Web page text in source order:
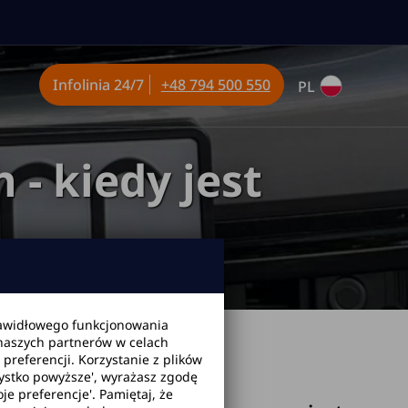
- kiedy jest
Infolinia 24/7 +48 794 500 550 PL
jest konieczna?
2026-05-07
funkcjonowania
partnerów w celach
Korzystanie z plików
powyższe', wyrażasz zgodę
preferencje'. Pamiętaj, że